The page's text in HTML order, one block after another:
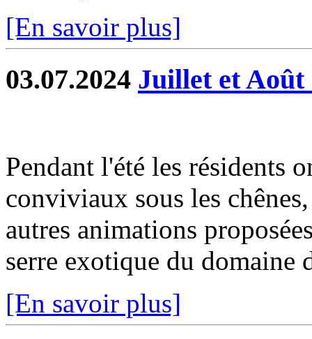
[En savoir plus]
03.07.2024 Juillet et Août
Pendant l'été les résidents
conviviaux sous les
autres animations
serre exotique du domaine
[En savoir plus]